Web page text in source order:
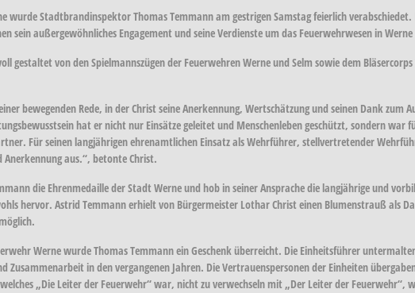
wurde Stadtbrandinspektor Thomas Temmann am gestrigen Samstag feierlich
sein außergewöhnliches Engagement und seine Verdienste um das Feuerwehrwesen in
gestaltet von den Spielmannszügen der Feuerwehren Werne und Selm sowie dem
bewegenden Rede, in der Christ seine Anerkennung, Wertschätzung und seinen Dank zum
hat er nicht nur Einsätze geleitet und Menschenleben geschützt, sondern war
Für seinen langjährigen ehrenamtlichen Einsatz als Wehrführer, stellvertretender
aus.“, betonte Christ.
die Ehrenmedaille der Stadt Werne und hob in seiner Ansprache die langjährige und
hervor. Astrid Temmann erhielt von Bürgermeister Lothar Christ einen Blumenstrauß als
Werne wurde Thomas Temmann ein Geschenk überreicht. Die Einheitsführer
Zusammenarbeit in den vergangenen Jahren. Die Vertrauenspersonen der Einheiten
„Die Leiter der Feuerwehr“ war, nicht zu verwechseln mit „Der Leiter der Feuerwehr“,